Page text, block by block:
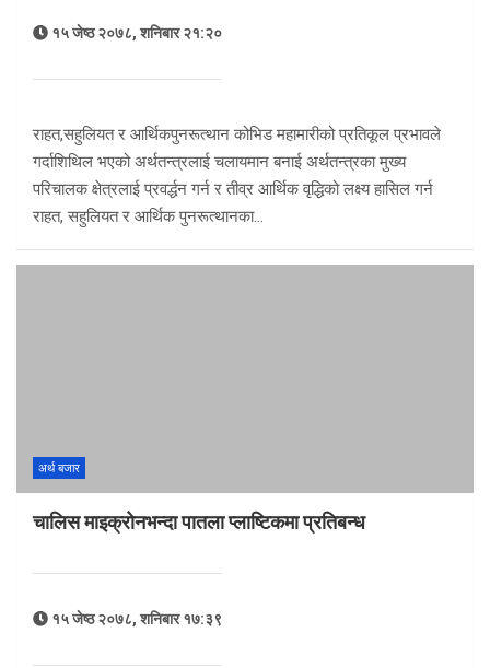
१५ जेष्ठ २०७८, शनिबार २१:२०
राहत,सहुलियत र आर्थिकपुनरूत्थान कोभिड महामारीको प्रतिकूल प्रभावले
गर्दाशिथिल भएको अर्थतन्त्रलाई चलायमान बनाई अर्थतन्त्रका मुख्य
परिचालक क्षेत्रलाई प्रवर्द्धन गर्न र तीव्र आर्थिक वृद्धिको लक्ष्य हासिल गर्न
राहत, सहुलियत र आर्थिक पुनरूत्थानका…
अर्थ बजार
चालिस माइक्रोनभन्दा पातला प्लाष्टिकमा प्रतिबन्ध
१५ जेष्ठ २०७८, शनिबार १७:३९